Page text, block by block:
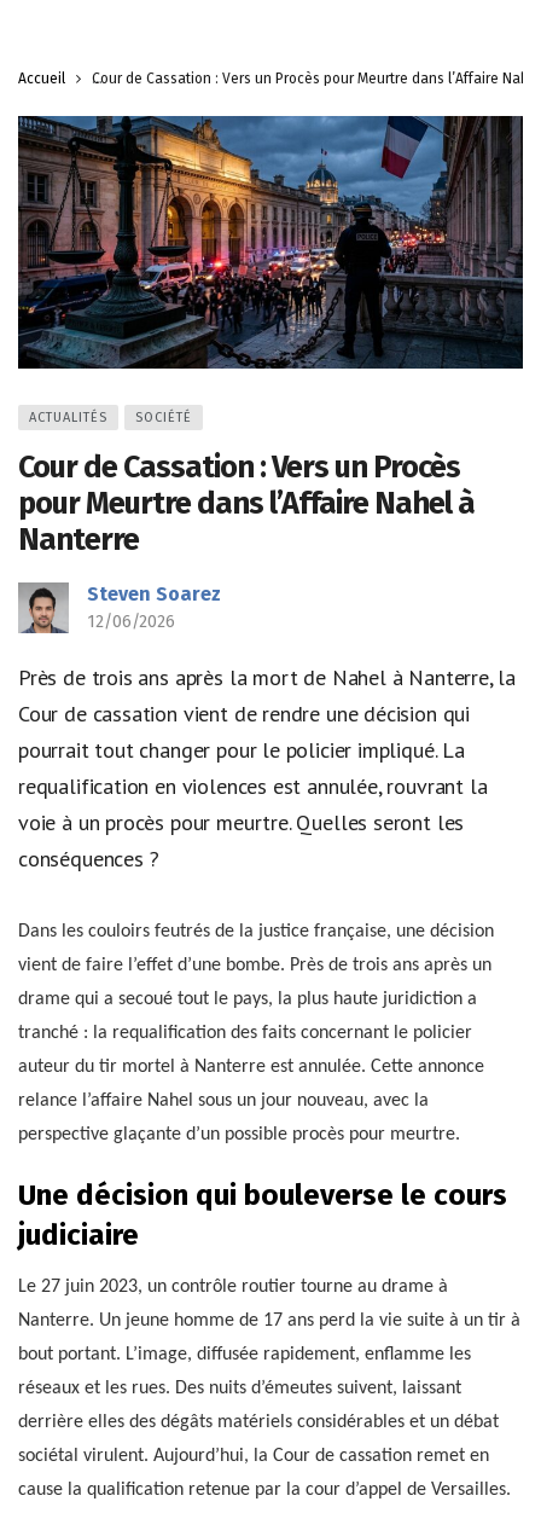
Accueil Cour de Cassation : Vers un Procès pour Meurtre dans l’Affaire
ACTUALITÉS SOCIÉTÉ
Cour de Cassation : Vers un Procès
pour Meurtre dans l’Affaire Nahel à
Nanterre
Steven Soarez
12/06/2026
Près de trois ans après la mort de Nahel à Nanterre, la
Cour de cassation vient de rendre une décision qui
pourrait tout changer pour le policier impliqué. La
requalification en violences est annulée, rouvrant la
voie à un procès pour meurtre. Quelles seront les
conséquences ?
Dans les couloirs feutrés de la justice française, une décision
vient de faire l’effet d’une bombe. Près de trois ans après un
drame qui a secoué tout le pays, la plus haute juridiction a
tranché : la requalification des faits concernant le policier
auteur du tir mortel à Nanterre est annulée. Cette annonce
relance l’affaire Nahel sous un jour nouveau, avec la
perspective glaçante d’un possible procès pour meurtre.
Une décision qui bouleverse le cours
judiciaire
Le 27 juin 2023, un contrôle routier tourne au drame à
Nanterre. Un jeune homme de 17 ans perd la vie suite à un tir à
bout portant. L’image, diffusée rapidement, enflamme les
réseaux et les rues. Des nuits d’émeutes suivent, laissant
derrière elles des dégâts matériels considérables et un débat
sociétal virulent. Aujourd’hui, la Cour de cassation remet en
cause la qualification retenue par la cour d’appel de Versailles.